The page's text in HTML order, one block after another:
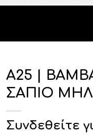
Α25 |
ΣΑΠΙΟ
Συνδεθείτε